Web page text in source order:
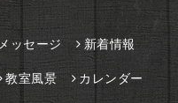
ッセージ 新着情報
教室風景 カレンダー